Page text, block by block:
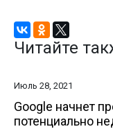
Читайте
Июль 28, 2021
Google начнет
потенциально